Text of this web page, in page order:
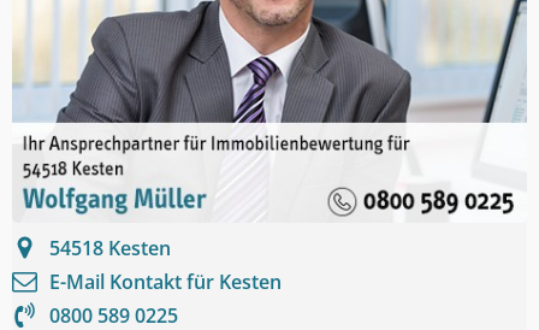
54518 Kesten
E-Mail Kontakt für Kesten
0800 589 0225